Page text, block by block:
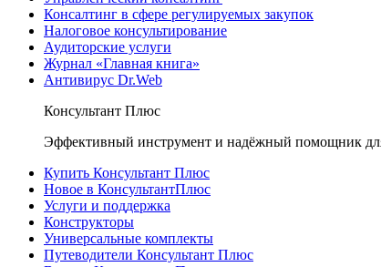
Консалтинг в сфере регулируемых закупок
Налоговое консультирование
Аудиторские услуги
Журнал «Главная книга»
Антивирус Dr.Web
Консультант Плюс
Эффективный инструмент и надёжный помощник
Купить Консультант Плюс
Новое в КонсультантПлюс
Услуги и поддержка
Конструкторы
Универсальные комплекты
Путеводители Консультант Плюс